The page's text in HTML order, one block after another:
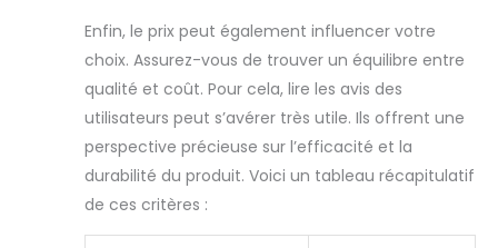
avion, en train ou
en voiture.
Pratique, apaisant
et soigneusement
conçu, il constitue
un excellent
cadeau pour une
Enfin, le prix peut également influencer votre
choix. Assurez-vous de trouver un équilibre entre
qualité et coût. Pour cela, lire les avis des
utilisateurs peut s’avérer très utile. Ils offrent une
perspective précieuse sur l’efficacité et la
durabilité du produit. Voici un tableau récapitulatif
de ces critères :